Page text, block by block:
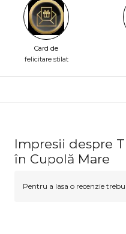
Card de
felicitare stilat
Impresii despre
în Cupolă Mare
Pentru a lasa o recenzie